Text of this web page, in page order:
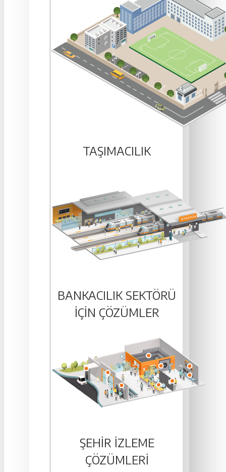
TAŞIMACILIK
BANKACILIK SEKTÖRÜ
IÇIN ÇÖZÜMLER
ŞEHIR İZLEME
ÇÖZÜMLERI